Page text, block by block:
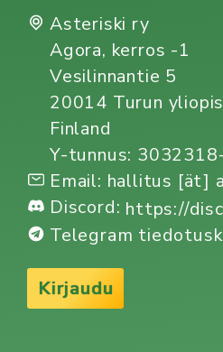
Asteriski ry
Agora, kerros -1
Vesilinnantie 5
20014 Turun
Finland
Y-tunnus:
Email: hallitus [ät]
Discord: https://
Telegram
Kirjaudu